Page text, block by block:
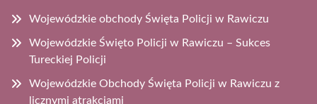
Wojewódzkie obchody Święta Policji w Rawiczu
Wojewódzkie Święto Policji w Rawiczu – Sukces
Tureckiej Policji
Wojewódzkie Obchody Święta Policji w Rawiczu z
licznymi atrakcjami